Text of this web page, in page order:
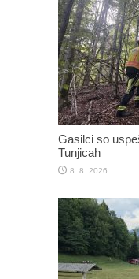
Gasilci so
Tunjicah
8. 8. 2026